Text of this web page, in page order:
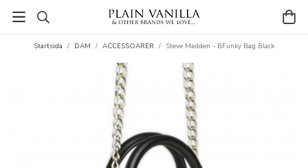
Startsida / DAM / ACCESSOARER / Steve Madden - BFunky Bag Black